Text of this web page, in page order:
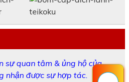
sự quan tâm & ủng hộ của
nhận được sự hợp tác.